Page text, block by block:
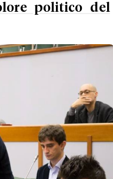
politico del